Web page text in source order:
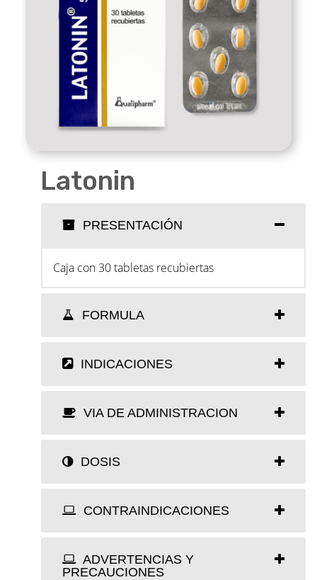
Latonin
PRESENTACIÓN
Caja con 30 tabletas recubiertas
FORMULA
INDICACIONES
VIA DE ADMINISTRACION
DOSIS
CONTRAINDICACIONES
ADVERTENCIAS Y
PRECAUCIONES